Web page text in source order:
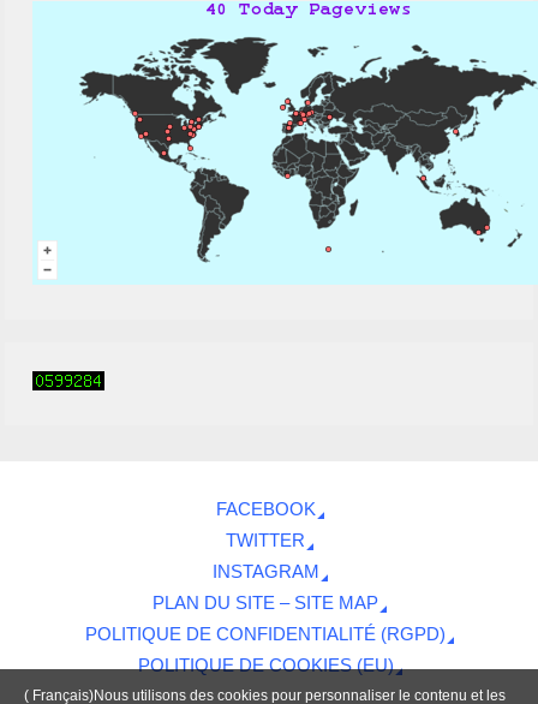
FACEBOOK
TWITTER
INSTAGRAM
PLAN DU SITE – SITE MAP
POLITIQUE DE CONFIDENTIALITÉ (RGPD)
POLITIQUE DE COOKIES (EU)
( Français)Nous utilisons des cookies pour personnaliser le contenu et les